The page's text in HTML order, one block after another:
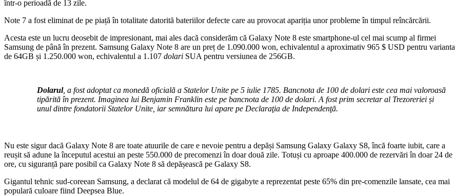
într-o perioadă de 13 zile.
Note 7 a fost eliminat de pe piață în totalitate datorită bateriilor defecte care au provocat apariția unor probleme în timpul reîncărcării.
Acesta este un lucru deosebit de impresionant, mai ales dacă considerăm că Galaxy Note 8 este smartphone-ul cel mai scump al firmei
Samsung de până în prezent. Samsung Galaxy Note 8 are un preț de 1.090.000 won, echivalentul a aproximativ 965 $ USD pentru varianta
de 64GB și 1.250.000 won, echivalentul a 1.107 dolari SUA pentru versiunea de 256GB.
Dolarul, a fost adoptat ca monedă oficială a Statelor Unite pe 5 iulie 1785. Bancnota de 100 de dolari este cea mai valoroasă
tipărită în prezent. Imaginea lui Benjamin Franklin este pe bancnota de 100 de dolari. A fost prim secretar al Trezoreriei și
unul dintre fondatorii Statelor Unite, iar semnătura lui apare pe Declaraţia de Independenţă.
Nu este sigur dacă Galaxy Note 8 are toate atuurile de care e nevoie pentru a depăși Samsung Galaxy Galaxy S8, încă foarte iubit, care a
reușit să adune la începutul acestui an peste 550.000 de precomenzi în doar două zile. Totuși cu aproape 400.000 de rezervări în doar 24 de
ore, cu siguranță pare posibil ca Galaxy Note 8 să depășească pe Galaxy S8.
Gigantul tehnic sud-coreean Samsung, a declarat că modelul de 64 de gigabyte a reprezentat peste 65% din pre-comenzile lansate, cea mai
populară culoare fiind Deepsea Blue.